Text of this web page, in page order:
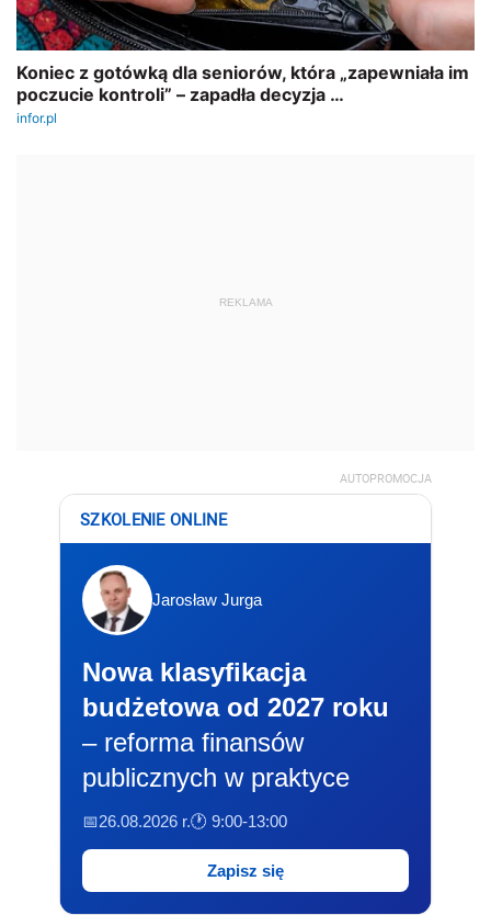
REKLAMA
AUTOPROMOCJA
SZKOLENIE ONLINE
Jarosław Jurga
Nowa klasyfikacja
budżetowa od 2027 roku
– reforma finansów
publicznych w praktyce
📅26.08.2026 r.🕐 9:00-13:00
Zapisz się